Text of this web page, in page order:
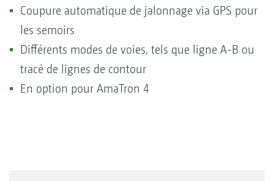
Coupure automatique de jalonnage via GPS pour
les semoirs
Différents modes de voies, tels que ligne A-B ou
tracé de lignes de contour
En option pour AmaTron 4